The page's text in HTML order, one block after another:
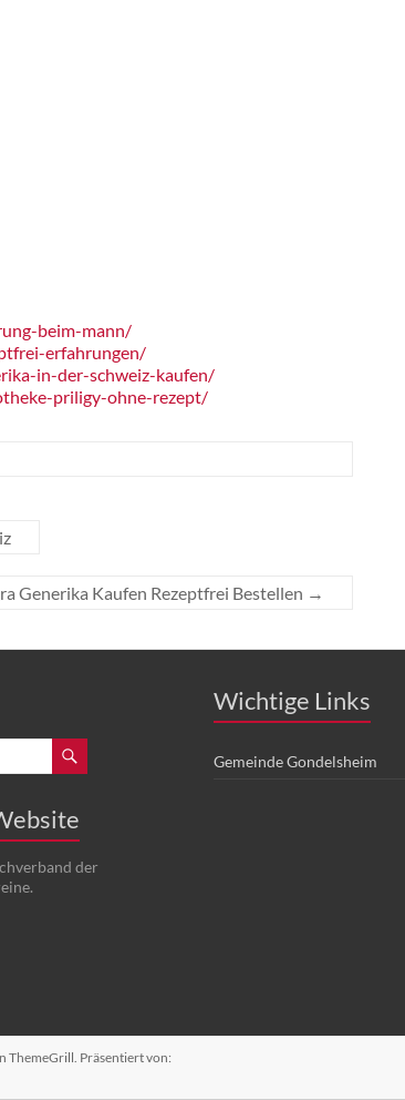
beim-mann/
erfahrungen/
in-der-schweiz-kaufen/
priligy-ohne-rezept/
Generika Kaufen Rezeptfrei Bestellen →
der
Wichtige Links
Gemeinde Gondelsheim
ThemeGrill. Präsentiert von: